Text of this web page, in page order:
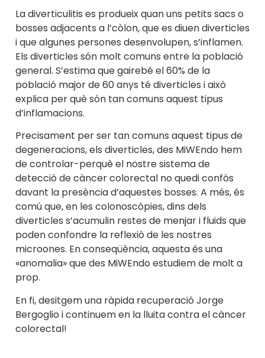
La diverticulitis es produeix quan uns petits sacs o
bosses adjacents a l’còlon, que es diuen diverticles
i que algunes persones desenvolupen, s’inflamen.
Els diverticles són molt comuns entre la població
general. S’estima que gairebé el 60% de la
població major de 60 anys té diverticles i això
explica per què són tan comuns aquest tipus
d’inflamacions.
Precisament per ser tan comuns aquest tipus de
degeneracions, els diverticles, des MiWEndo hem
de controlar-perquè el nostre sistema de
detecció de càncer colorectal no quedi confós
davant la presència d’aquestes bosses. A més, és
comú que, en les colonoscòpies, dins dels
diverticles s’acumulin restes de menjar i fluids que
poden confondre la reflexió de les nostres
microones. En conseqüència, aquesta és una
«anomalia» que des MiWEndo estudiem de molt a
prop.
En fi, desitgem una ràpida recuperació Jorge
Bergoglio i continuem en la lluita contra el càncer
colorectal!